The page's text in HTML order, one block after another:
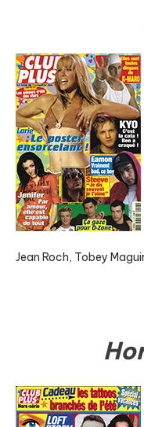
Jean Roch, Tobey